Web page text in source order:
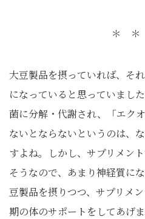
＊ ＊
大豆製品を摂っていれば、そ
になっていると思っていまし
菌に分解・代謝され、「エク
ないとならないというのは、
すよね。しかし、サプリメン
そうなので、あまり神経質に
豆製品を摂りつつ、サプリメ
期の体のサポートをしてあげま